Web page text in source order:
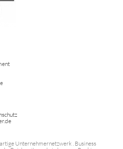
Unternehmernetzwerk . Business